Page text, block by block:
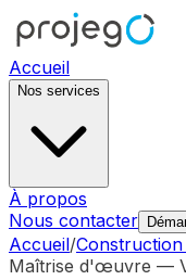
Accueil
Nos services
À propos
Nous contacter
Accueil/
Maîtrise d'œuvre —